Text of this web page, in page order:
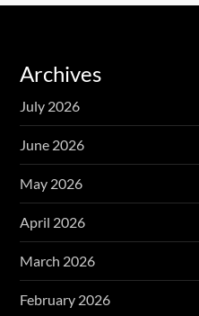
Archives
July 2026
June 2026
May 2026
April 2026
March 2026
February 2026